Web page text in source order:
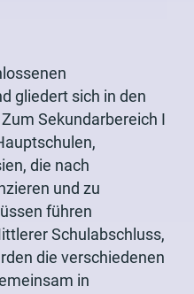
gliedert sich in den
Sekundarbereich I
die nach
und zu
führen
Schulabschluss,
die verschiedenen
in